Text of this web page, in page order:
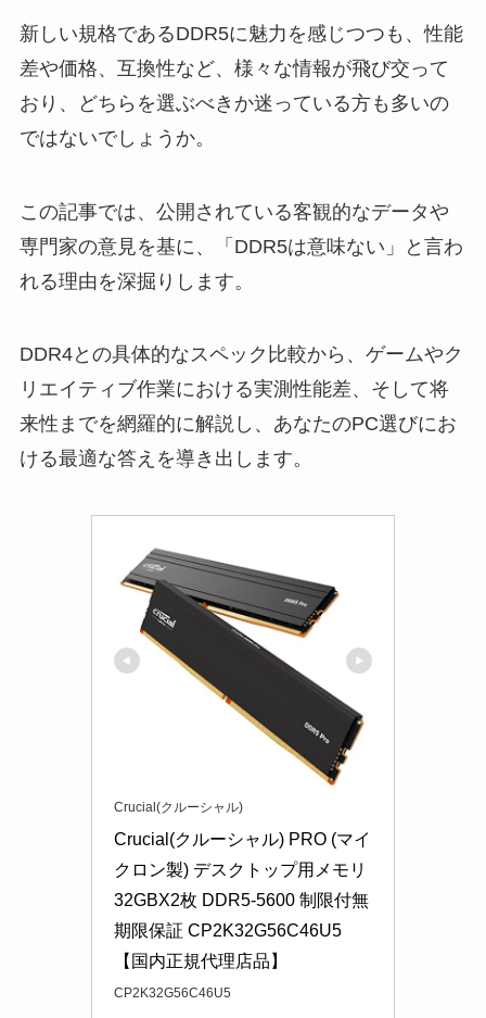
新しい規格であるDDR5に魅力を感じつつも、性能
差や価格、互換性など、様々な情報が飛び交って
おり、どちらを選ぶべきか迷っている方も多いの
ではないでしょうか。
この記事では、公開されている客観的なデータや
専門家の意見を基に、「DDR5は意味ない」と言わ
れる理由を深掘りします。
DDR4との具体的なスペック比較から、ゲームやク
リエイティブ作業における実測性能差、そして将
来性までを網羅的に解説し、あなたのPC選びにお
ける最適な答えを導き出します。
Crucial(クルーシャル)
Crucial(クルーシャル) PRO (マイ
クロン製) デスクトップ用メモリ
32GBX2枚 DDR5-5600 制限付無
期限保証 CP2K32G56C46U5
【国内正規代理店品】
CP2K32G56C46U5